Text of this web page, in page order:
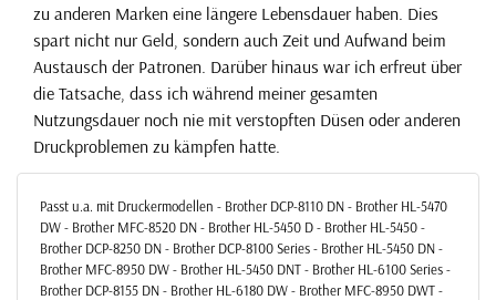
zu anderen Marken eine längere Lebensdauer haben. Dies
spart nicht nur Geld, sondern auch Zeit und Aufwand beim
Austausch der Patronen. Darüber hinaus war ich erfreut über
die Tatsache, dass ich während meiner gesamten
Nutzungsdauer noch nie mit verstopften Düsen oder anderen
Druckproblemen zu kämpfen hatte.
Passt u.a. mit Druckermodellen - Brother DCP-8110 DN - Brother HL-5470
DW - Brother MFC-8520 DN - Brother HL-5450 D - Brother HL-5450 -
Brother DCP-8250 DN - Brother DCP-8100 Series - Brother HL-5450 DN -
Brother MFC-8950 DW - Brother HL-5450 DNT - Brother HL-6100 Series -
Brother DCP-8155 DN - Brother HL-6180 DW - Brother MFC-8950 DWT -